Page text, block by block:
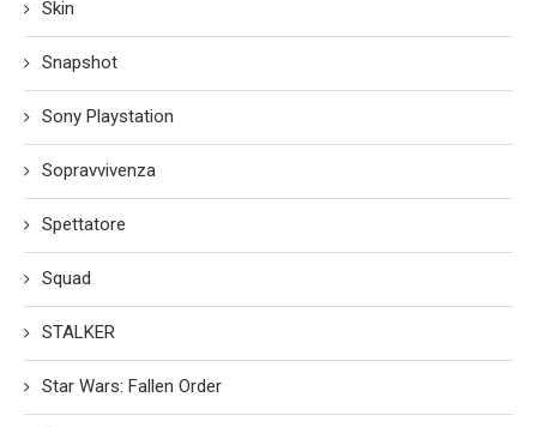
Skin
Snapshot
Sony Playstation
Sopravvivenza
Spettatore
Squad
STALKER
Star Wars: Fallen Order